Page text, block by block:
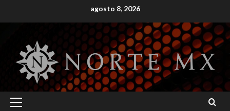
to
agosto 8, 2026
Primary